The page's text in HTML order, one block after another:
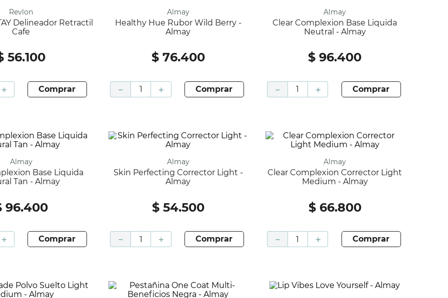
Revlon
Cafe
56.100
＋ comprar
Almay
Healthy Hue Rubor Wild Berry -
Almay
$ 76.400
＋
－ comprar
Almay
Clear Complexion Base Liquida
Neutral - Almay
$ 96.400
＋
－ comprar
Almay
Tan - Almay
96.400
＋ comprar
Almay
Skin Perfecting Corrector Light -
Almay
$ 54.500
＋
－ comprar
Almay
Clear Complexion Corrector Light
Medium - Almay
$ 66.800
＋
－ comprar